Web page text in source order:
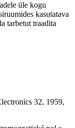
üle kogu
kasutatava
tarbetut traadita
32, 1959,